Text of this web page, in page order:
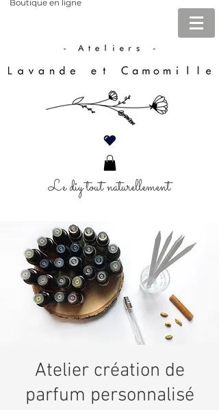
Boutique en ligne
Le diy tout naturellement
Atelier création de
parfum personnalisé